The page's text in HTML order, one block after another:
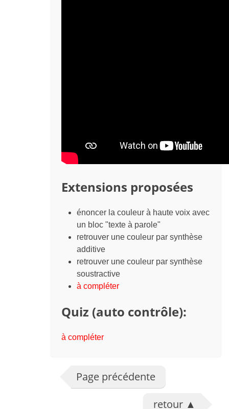
Extensions proposées
énoncer la couleur à haute voix avec
un bloc "texte à parole"
retrouver une couleur par synthèse
additive
retrouver une couleur par synthèse
soustractive
à compléter
Quiz (auto contrôle):
à compléter
Page précédente
retour ▲